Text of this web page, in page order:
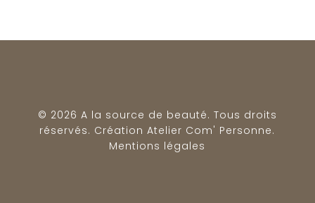
© 2026 A la source de beauté. Tous droits
réservés. CréationAtelier Com' Personne.
Mentions légales